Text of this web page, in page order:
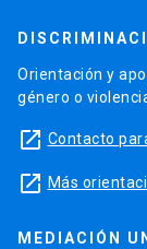
Orientación y
género o
launch Contacto
launch Más
MEDIACIÓN